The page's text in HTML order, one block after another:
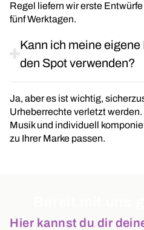
Regel liefern wir erste
fünf Werktagen.
Kann ich meine
den Spot verwenden?
Ja, aber es ist wichtig,
Urheberrechte verletzt
Musik und individuell
zu Ihrer Marke passen.
Hier kannst du dir